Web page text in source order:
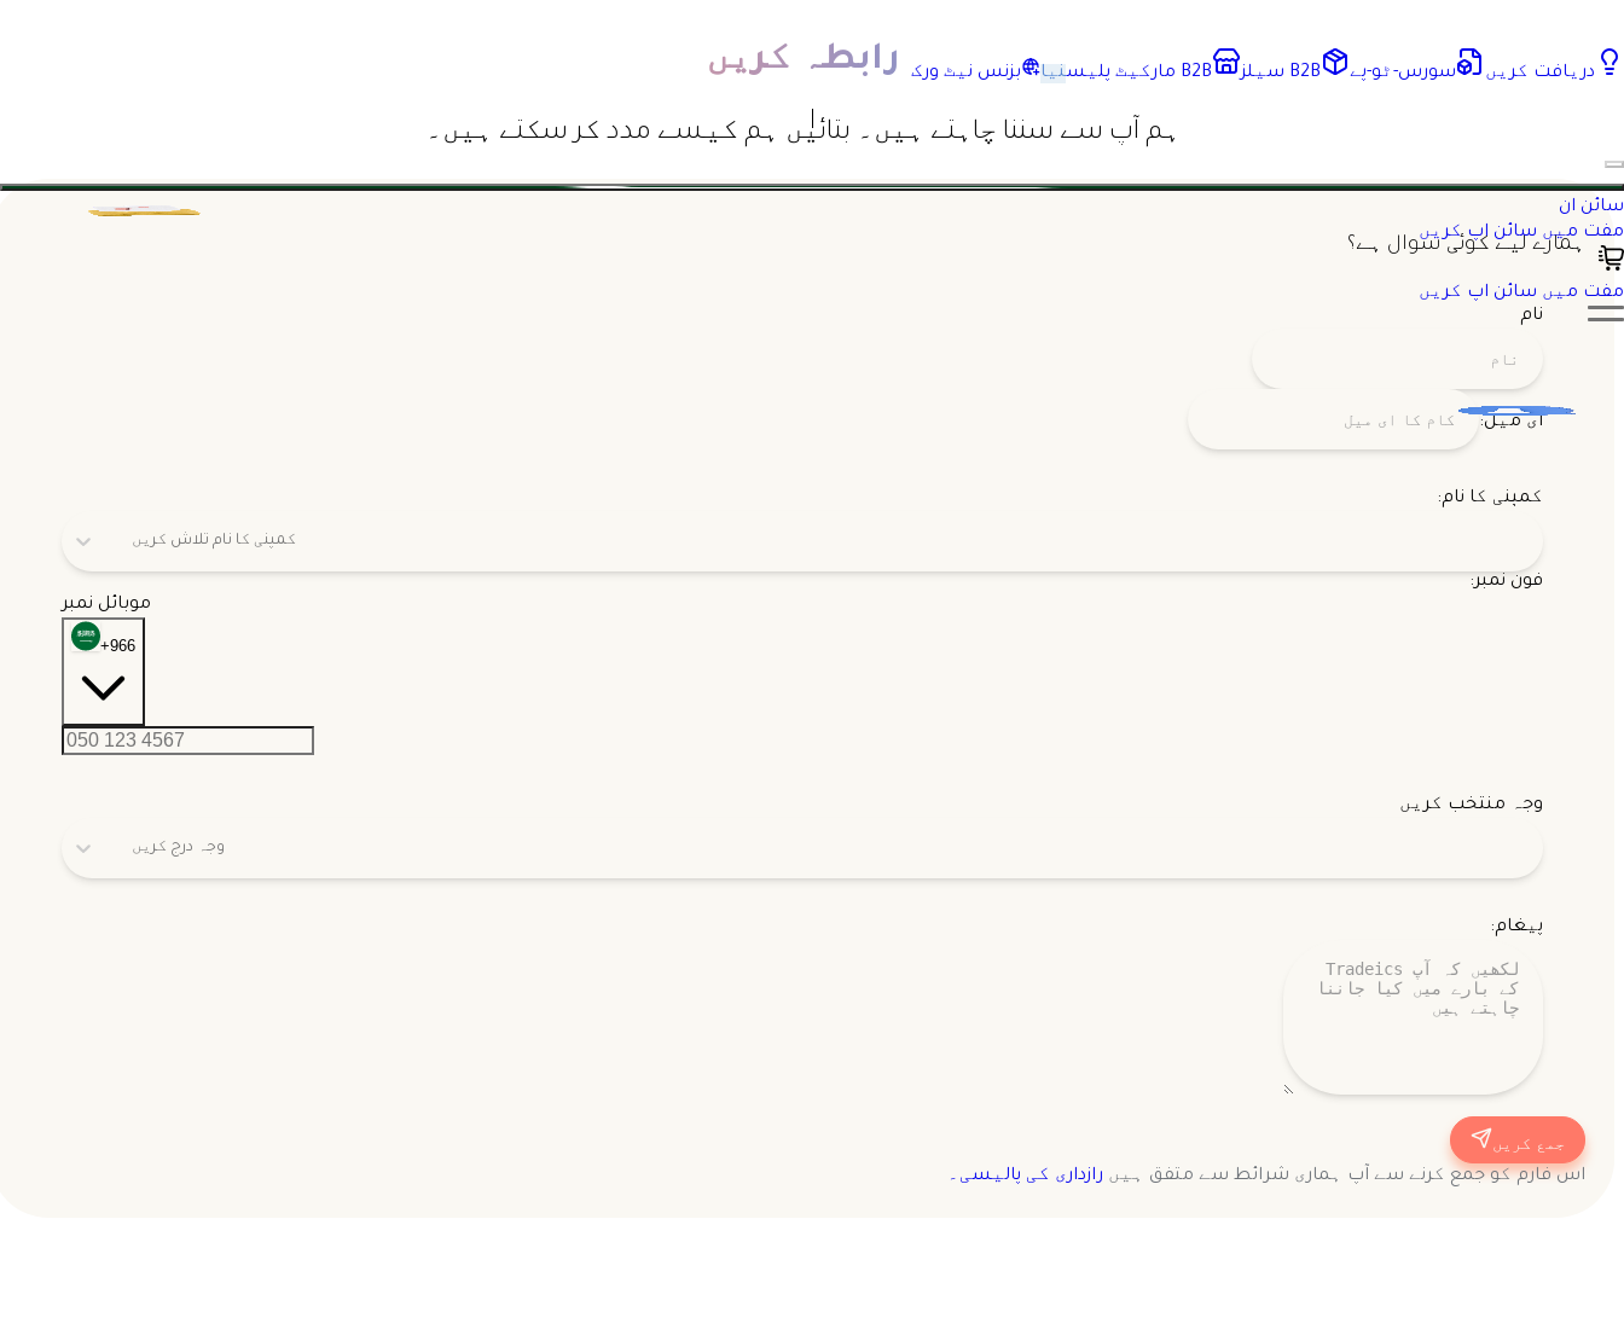
دریافت کریں سورس-ٹو-پے B2B سیلز B2B مارکیٹ پلیس نیا بزنس نیٹ ورک
سائن ان
مفت میں سائن اپ کریں
مفت میں سائن اپ کریں
رابطہ کریں
ہم آپ سے سننا چاہتے ہیں۔ بتائیں ہم کیسے مدد کر سکتے ہیں۔
ہمارے لیے کوئی سوال ہے؟
نام
ای میل:
کمپنی کا نام:
کمپنی کا نام تلاش کریں
فون نمبر:
موبائل نمبر
+966
وجہ منتخب کریں
وجہ درج کریں
پیغام:
جمع کریں
اس فارم کو جمع کرنے سے آپ ہماری شرائط سے متفق ہیں رازداری کی پالیسی۔